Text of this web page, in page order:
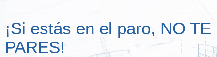
¡Si estás en el paro, NO TE
PARES!